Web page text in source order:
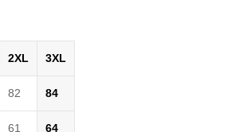
2XL 3XL
82 84
61 64